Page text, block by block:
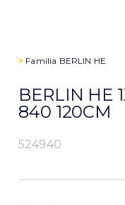
> Familia BERLIN HE
BERLIN HE
840 120CM
524940